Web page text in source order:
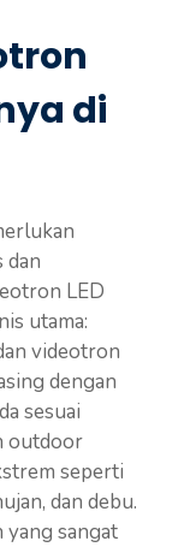
di
dan
LED
utama:
videotron
dengan
sesuai
outdoor
seperti
dan debu.
yang sangat